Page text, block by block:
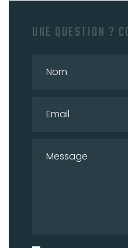
UNE QUESTION ?